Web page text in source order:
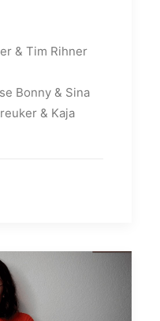
& Tim Rihner
Bonny & Sina
& Kaja